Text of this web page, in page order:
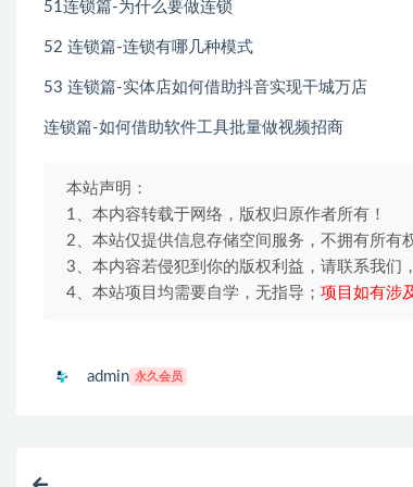
51连锁篇-为什么要做连锁
52 连锁篇-连锁有哪几种模式
53 连锁篇-实体店如何借助抖音实现干城万店
连锁篇-如何借助软件工具批量做视频招商
本站声明：
1、本内容转载于网络，版权归原作者所有！
2、本站仅提供信息存储空间服务，不拥有所有
3、本内容若侵犯到你的版权利益，请联系我们
4、本站项目均需要自学，无指导； 项目如有涉
admin 永久会员